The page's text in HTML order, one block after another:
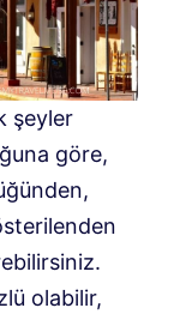
şeyler
göre,
olabilir,